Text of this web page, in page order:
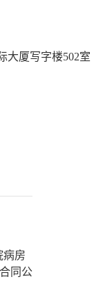
大厦写字楼502室
病房
同公